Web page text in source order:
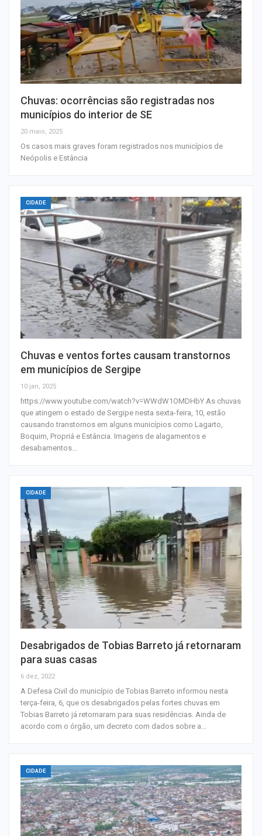
Chuvas: ocorrências são registradas nos
municípios do interior de SE
20 maio, 2025
Os casos mais graves foram registrados nos municípios de
Neópolis e Estância
CIDADE
Chuvas e ventos fortes causam transtornos
em municípios de Sergipe
10 jan, 2025
https://www.youtube.com/watch?v=WWdW1OMDHbY As chuvas
que atingem o estado de Sergipe nesta sexta-feira, 10, estão
causando transtornos em alguns municípios como Lagarto,
Boquim, Propriá e Estância. Imagens de alagamentos e
desabamentos…
CIDADE
Desabrigados de Tobias Barreto já retornaram
para suas casas
6 dez, 2022
A Defesa Civil do município de Tobias Barreto informou nesta
terça-feira, 6, que os desabrigados pelas fortes chuvas em
Tobias Barreto já retornaram para suas residências. Ainda de
acordo com o órgão, um decreto com dados sobre a…
CIDADE